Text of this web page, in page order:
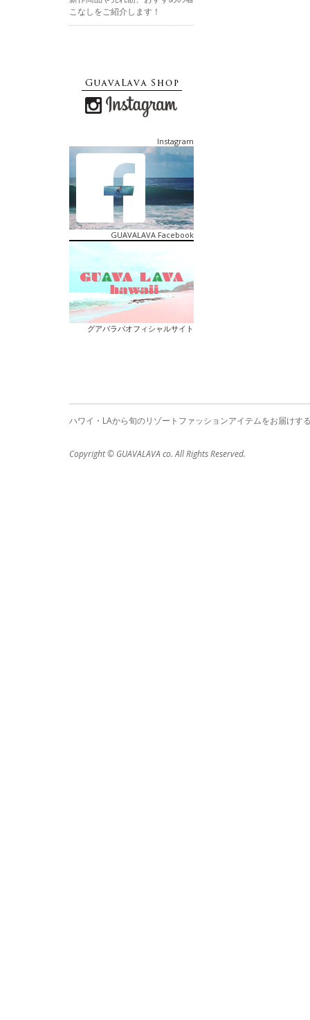
こなしをご紹介します！
Instagram
GUAVALAVA Facebook
グアバラバオフィシャルサイト
ハワイ・LAから旬のリゾートファッションアイテムをお届けす
Copyright © GUAVALAVA co. All Rights Reserved.